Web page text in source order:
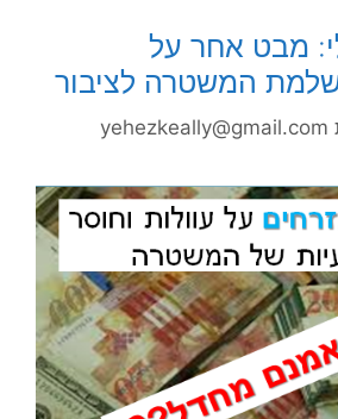
מבט אחר על
המשטרה לציבור
yehezkeally@gmail.com